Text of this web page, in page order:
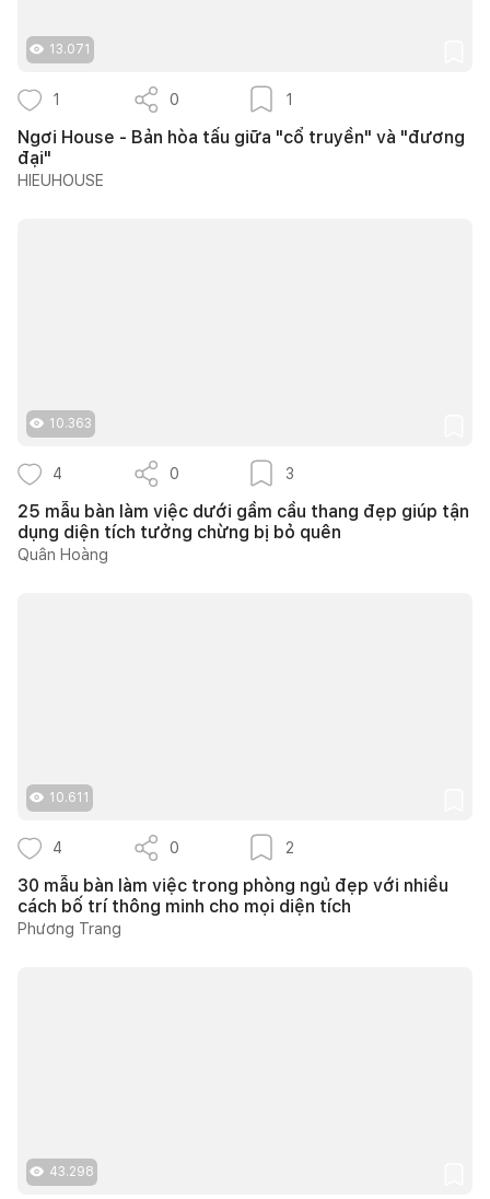
13.071
1 0 1
Ngơi House - Bản hòa tấu giữa "cổ truyền" và "đương
đại"
HIEUHOUSE
10.363
4 0 3
25 mẫu bàn làm việc dưới gầm cầu thang đẹp giúp tận
dụng diện tích tưởng chừng bị bỏ quên
Quân Hoàng
10.611
4 0 2
30 mẫu bàn làm việc trong phòng ngủ đẹp với nhiều
cách bố trí thông minh cho mọi diện tích
Phương Trang
43.298